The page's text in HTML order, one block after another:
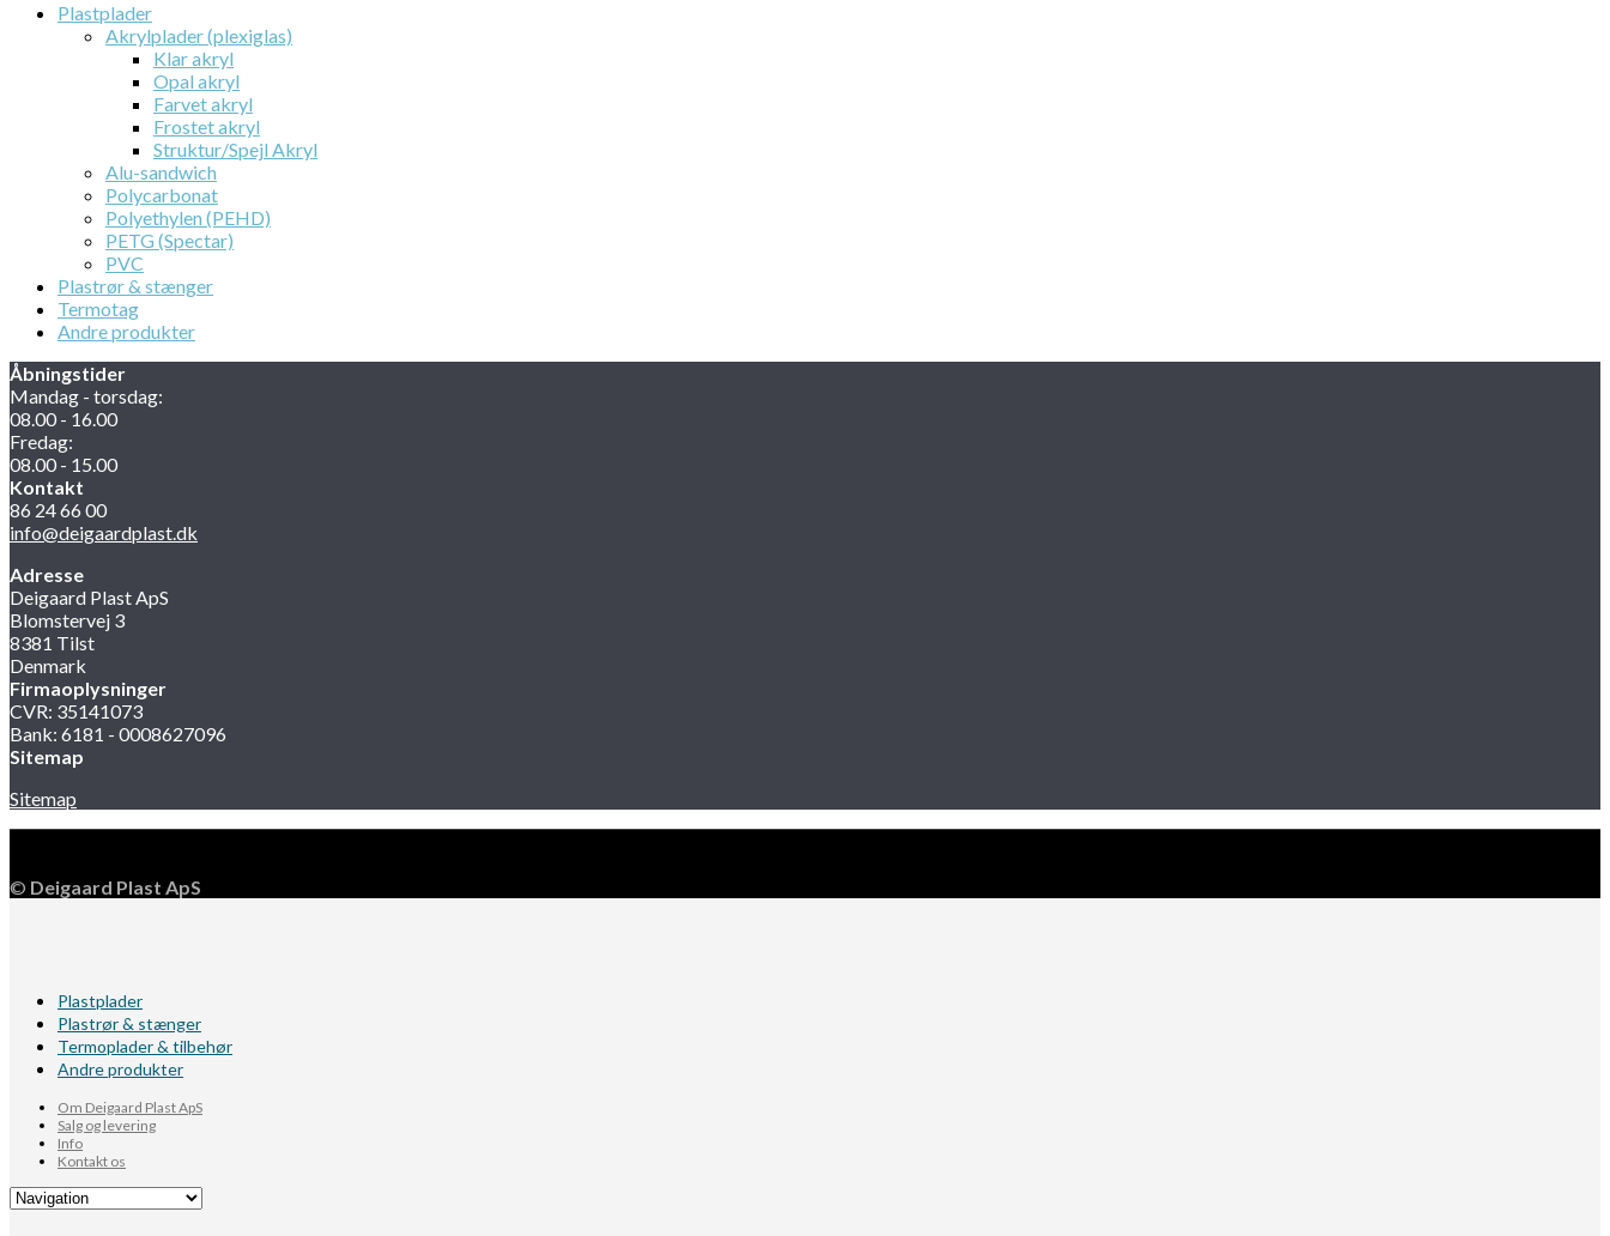
Plastplader
Akrylplader (plexiglas)
Klar akryl
Opal akryl
Farvet akryl
Frostet akryl
Struktur/Spejl Akryl
Alu-sandwich
Polycarbonat
Polyethylen (PEHD)
PETG (Spectar)
PVC
Plastrør & stænger
Termotag
Andre produkter
Åbningstider
Mandag - torsdag:
08.00 - 16.00
Fredag:
08.00 - 15.00
Kontakt
86 24 66 00
info@deigaardplast.dk
Adresse
Deigaard Plast ApS
Blomstervej 3
8381 Tilst
Denmark
Firmaoplysninger
CVR: 35141073
Bank: 6181 - 0008627096
Sitemap
Sitemap
© Deigaard Plast ApS
Plastplader
Plastrør & stænger
Termoplader & tilbehør
Andre produkter
Om Deigaard Plast ApS
Salg og levering
Info
Kontakt os